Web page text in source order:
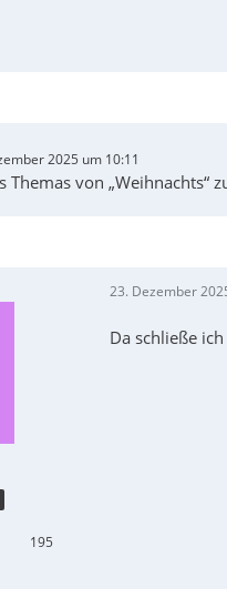
2025 um 10:11
Themas von „Weihnachts“
195
23. Dezember
Da schließe